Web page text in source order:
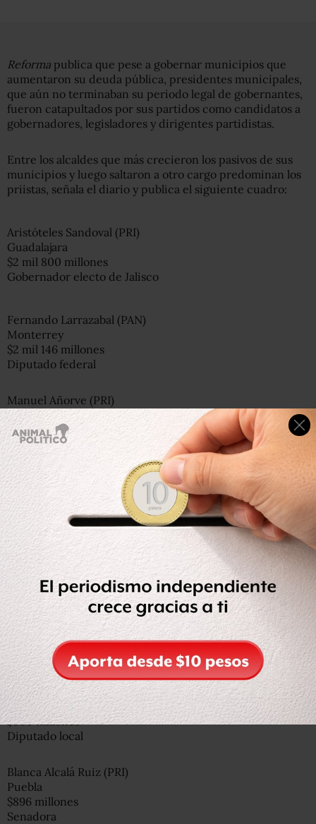
Reforma publica que pese a gobernar municipios que
aumentaron su deuda pública, presidentes municipales,
que aún no terminaban su periodo legal de gobernantes,
fueron catapultados por sus partidos como candidatos a
gobernadores, legisladores y dirigentes partidistas.
Entre los alcaldes que más crecieron los pasivos de sus
municipios y luego saltaron a otro cargo predominan los
priistas, señala el diario y publica el siguiente cuadro:
Aristóteles Sandoval (PRI)
Guadalajara
$2 mil 800 millones
Gobernador electo de Jalisco
Fernando Larrazabal (PAN)
Monterrey
$2 mil 146 millones
Diputado federal
Manuel Añorve (PRI)
Acapulco
$2 mil 142 millones
Diputado federal
Manuel Martínez Garrigós (PRI)
Cuernavaca
$900 millones
Diputado local
Blanca Alcalá Ruiz (PRI)
Puebla
$896 millones
Senadora